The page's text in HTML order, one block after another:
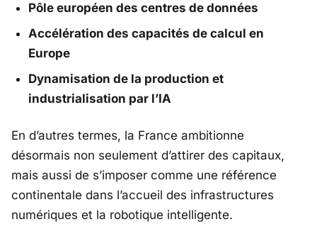
Pôle européen des centres de données
Accélération des capacités de calcul en
Europe
Dynamisation de la production et
industrialisation par l’IA
En d’autres termes, la France ambitionne
désormais non seulement d’attirer des capitaux,
mais aussi de s’imposer comme une référence
continentale dans l’accueil des infrastructures
numériques et la robotique intelligente.